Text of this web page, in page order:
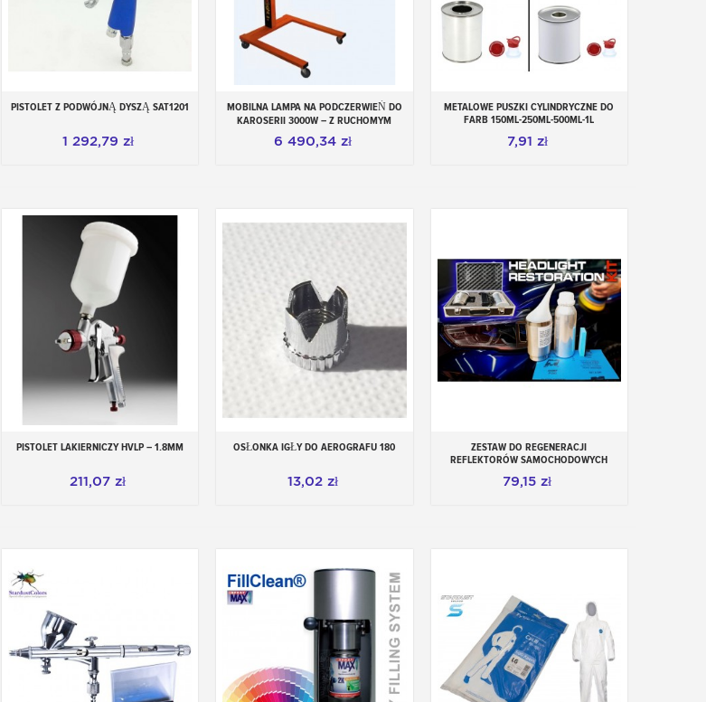
Dodaj do koszyka
PISTOLET Z PODWÓJNĄ DYSZĄ SAT1201
1 292,79 zł
Dodaj do koszyka
MOBILNA LAMPA NA PODCZERWIEŃ DO
KAROSERII 3000W – Z RUCHOMYM
6 490,34 zł
Dodaj do koszyka
METALOWE PUSZKI CYLINDRYCZNE DO
FARB 150ML-250ML-500ML-1L
7,91 zł
Dodaj do koszyka
PISTOLET LAKIERNICZY HVLP – 1.8MM
211,07 zł
Dodaj do koszyka
OSŁONKA IGŁY DO AEROGRAFU 180
13,02 zł
Dodaj do koszyka
ZESTAW DO REGENERACJI
REFLEKTORÓW SAMOCHODOWYCH
79,15 zł